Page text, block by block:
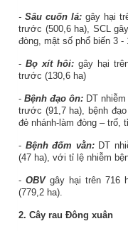
- Sâu cuốn lá: gây hại
trước (500,6 ha), SCL
đòng, mật số phổ biến 3 -
- Bọ xít hôi:gây hại
trước (130,6 ha)
-Bệnh đạo ôn: DT
trước (91,7 ha), bệnh
đẻ nhánh-làm đòng – trổ,
- Bệnh đốm vằn:DT
(47 ha), với tỉ lệ nhiễm
- OBVgây hại trên 716
(779,2 ha).
2. Cây rau Đông xuân